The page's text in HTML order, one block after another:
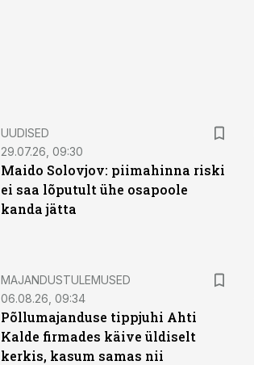
UUDISED
29.07.26, 09:30
Maido Solovjov: piimahinna riski
ei saa lõputult ühe osapoole
kanda jätta
MAJANDUSTULEMUSED
06.08.26, 09:34
Põllumajanduse tippjuhi Ahti
Kalde firmades käive üldiselt
kerkis, kasum samas nii